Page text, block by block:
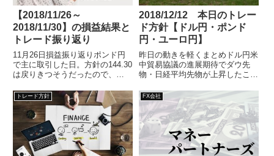
【2018/11/26～
2018/11/30】の損益結果と
トレード振り返り
11月26日損益振り返りポンド円
で主に取引した日。方針の144.30
は戻りきつそうだったので、
2018/12/12 本日のトレー
ド方針【ドル円・ポンド
円・ユーロ円】
昨日の動きを軽くまとめドル円米
中貿易協議の進展期待でダウ先
物・日経平均先物が上昇したこと
キ
トレード方針 FX会社